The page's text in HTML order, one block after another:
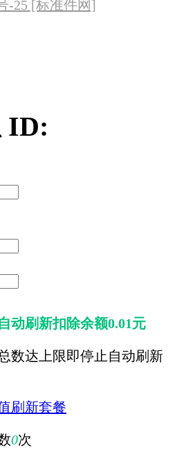
-25 [标准件网]
ID:
动刷新扣除余额0.01元
数达上限即停止自动刷新
刷新套餐
0次